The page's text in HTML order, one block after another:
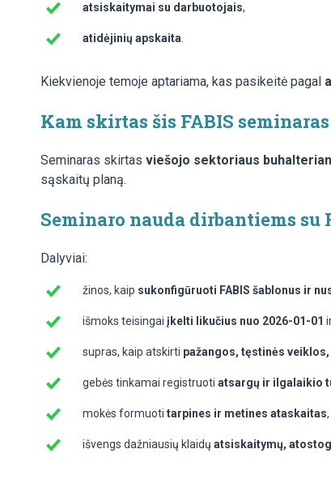
atsiskaitymai su darbuotojais,
atidėjinių apskaita
Kiekvienoje temoje aptariama, kas pasikeitė pagal
Kam skirtas šis FABIS seminaras
Seminaras skirtas viešojo sektoriaus
sąskaitų planą.
Seminaro nauda dirbantiems su
Dalyviai:
žinos, kaip sukonfigūruoti FABIS šablonus ir
išmoks teisingai įkelti likučius nuo 2026-01-01
supras, kaip atskirti pažangos, tęstinės
gebės tinkamai registruoti atsargų ir ilgalaikio
mokės formuoti tarpines ir metines ataskaitas,
išvengs dažniausių klaidų atsiskaitymų,